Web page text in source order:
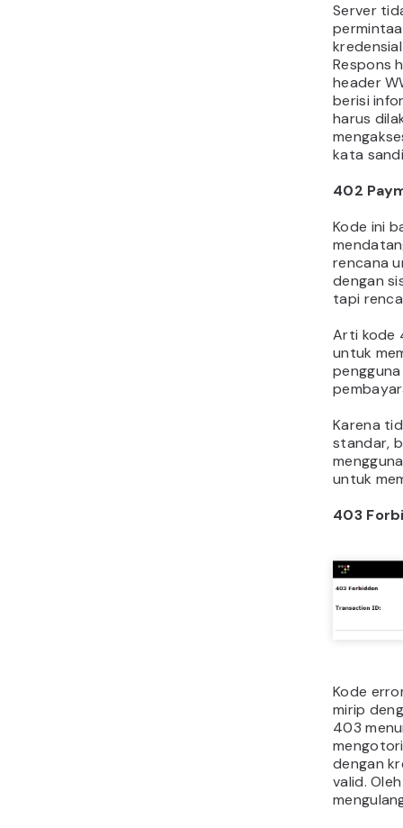
Server
Respons
header
berisi
harus
kata
402
Kode ini
rencana
dengan
tapi
Arti kode
untuk
Karena
standar,
untuk
403
Kode
mirip
403
dengan
valid.